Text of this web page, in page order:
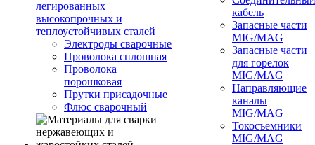
легированных
высокопрочных и
теплоустойчивых сталей
Электроды сварочные
Проволока сплошная
Проволока
порошковая
Прутки присадочные
Флюс сварочный
кабель
Запасные части
MIG/MAG
Запасные части
для горелок
MIG/MAG
Направляющие
каналы
MIG/MAG
Токосъемники
MIG/MAG